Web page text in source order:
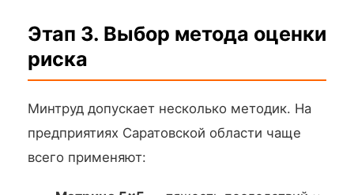
Этап 3. Выбор метода оценки
риска
Минтруд допускает несколько методик. На
предприятиях Саратовской области чаще
всего применяют: